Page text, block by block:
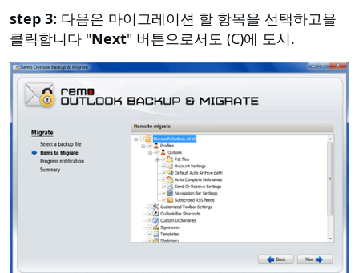
step 3: 다음은 마이그레이션 할 항목을 선택하고을
클릭합니다 "Next" 버튼으로서도 (C)에 도시.